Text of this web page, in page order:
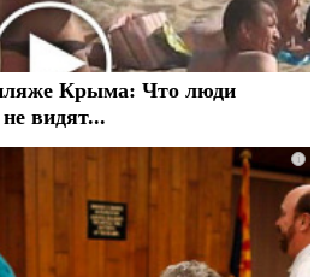
Крыма: Что люди
видят...
i